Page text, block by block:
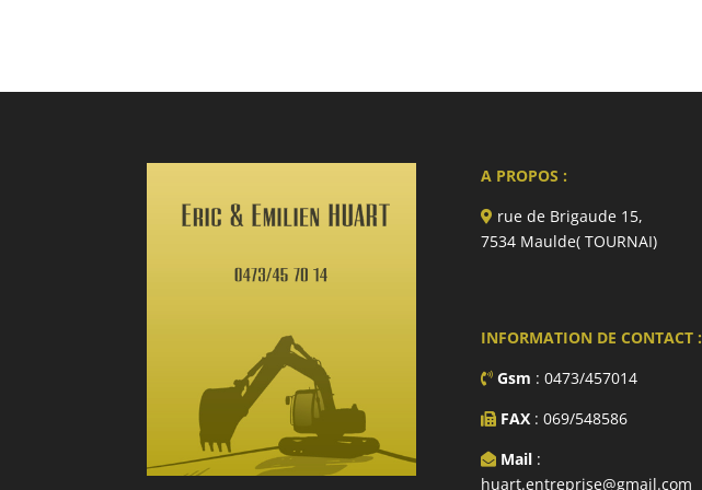
A PROPOS :
rue de Brigaude 15,
7534 Maulde( TOURNAI)
INFORMATION DE CONTACT :
Gsm : 0473/457014
FAX : 069/548586
Mail :
huart.entreprise@gmail.com